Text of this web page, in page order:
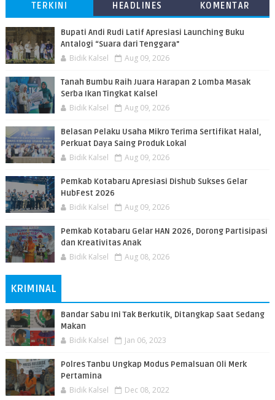
TERKINI HEADLINES KOMENTAR
Bupati Andi Rudi Latif Apresiasi Launching Buku
Antalogi “Suara dari Tenggara"
Bidik Kalsel Aug 09, 2026
Tanah Bumbu Raih Juara Harapan 2 Lomba Masak
Serba Ikan Tingkat Kalsel
Bidik Kalsel Aug 09, 2026
Belasan Pelaku Usaha Mikro Terima Sertifikat Halal,
Perkuat Daya Saing Produk Lokal
Bidik Kalsel Aug 09, 2026
Pemkab Kotabaru Apresiasi Dishub Sukses Gelar
HubFest 2026
Bidik Kalsel Aug 09, 2026
Pemkab Kotabaru Gelar HAN 2026, Dorong Partisipasi
dan Kreativitas Anak
Bidik Kalsel Aug 08, 2026
KRIMINAL
Bandar Sabu Ini Tak Berkutik, Ditangkap Saat Sedang
Makan
Bidik Kalsel Jan 06, 2023
Polres Tanbu Ungkap Modus Pemalsuan Oli Merk
Pertamina
Bidik Kalsel Dec 08, 2022